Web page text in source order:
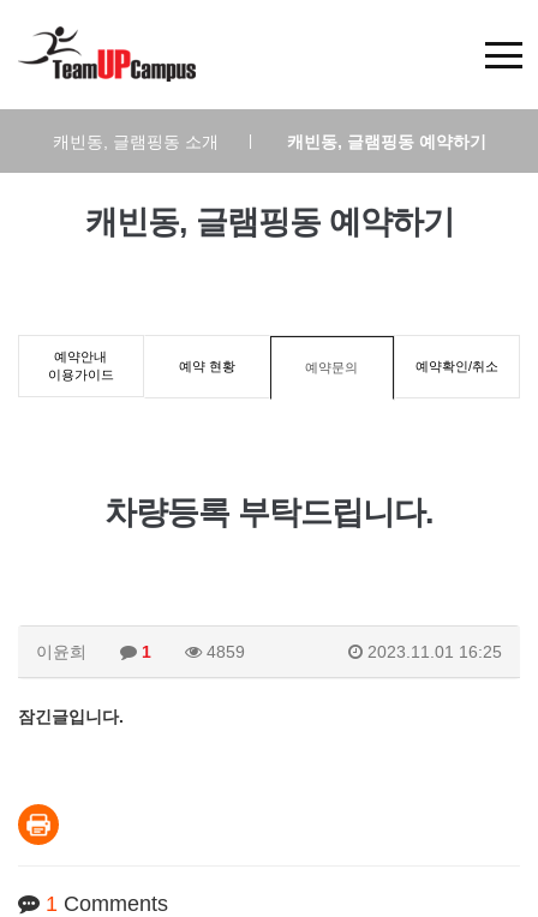
캐빈동, 글램핑동 소개 캐빈동, 글램핑동 예약하기
캐빈동, 글램핑동 예약하기
예약안내
이용가이드
예약 현황 예약문의 예약확인/취소
차량등록 부탁드립니다.
이윤희 1 4859 2023.11.01 16:25
잠긴글입니다.
1 Comments